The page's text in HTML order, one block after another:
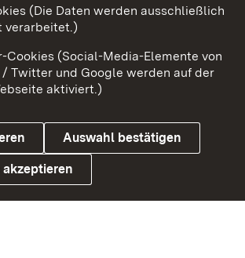
Barrierefreiheit
Cookies
(Die Daten werden ausschließlich
verarbeitet.)
Cookies (Social-Media-Elemente von
/ Twitter und Google werden auf der
aktiviert.)
Auswahl bestätigen